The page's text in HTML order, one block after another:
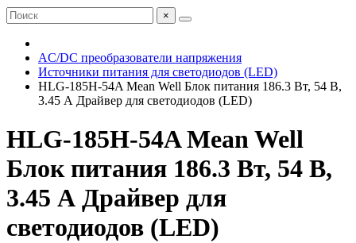
×
AC/DC преобразователи напряжения
Источники питания для светодиодов (LED)
HLG-185H-54A Mean Well Блок питания 186.3 Вт, 54 В,
3.45 А Драйвер для светодиодов (LED)
HLG-185H-54A Mean Well
Блок питания 186.3 Вт, 54 В,
3.45 А Драйвер для
светодиодов (LED)